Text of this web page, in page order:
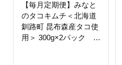
【毎月定期便】みなと
のタコキムチ＜北海道
釧路町 昆布森産タコ使
用＞ 300g×2パック 全